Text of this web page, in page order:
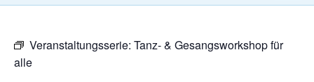
o
Veranstaltungsserie: Tanz- & Gesangsworkshop für
alle